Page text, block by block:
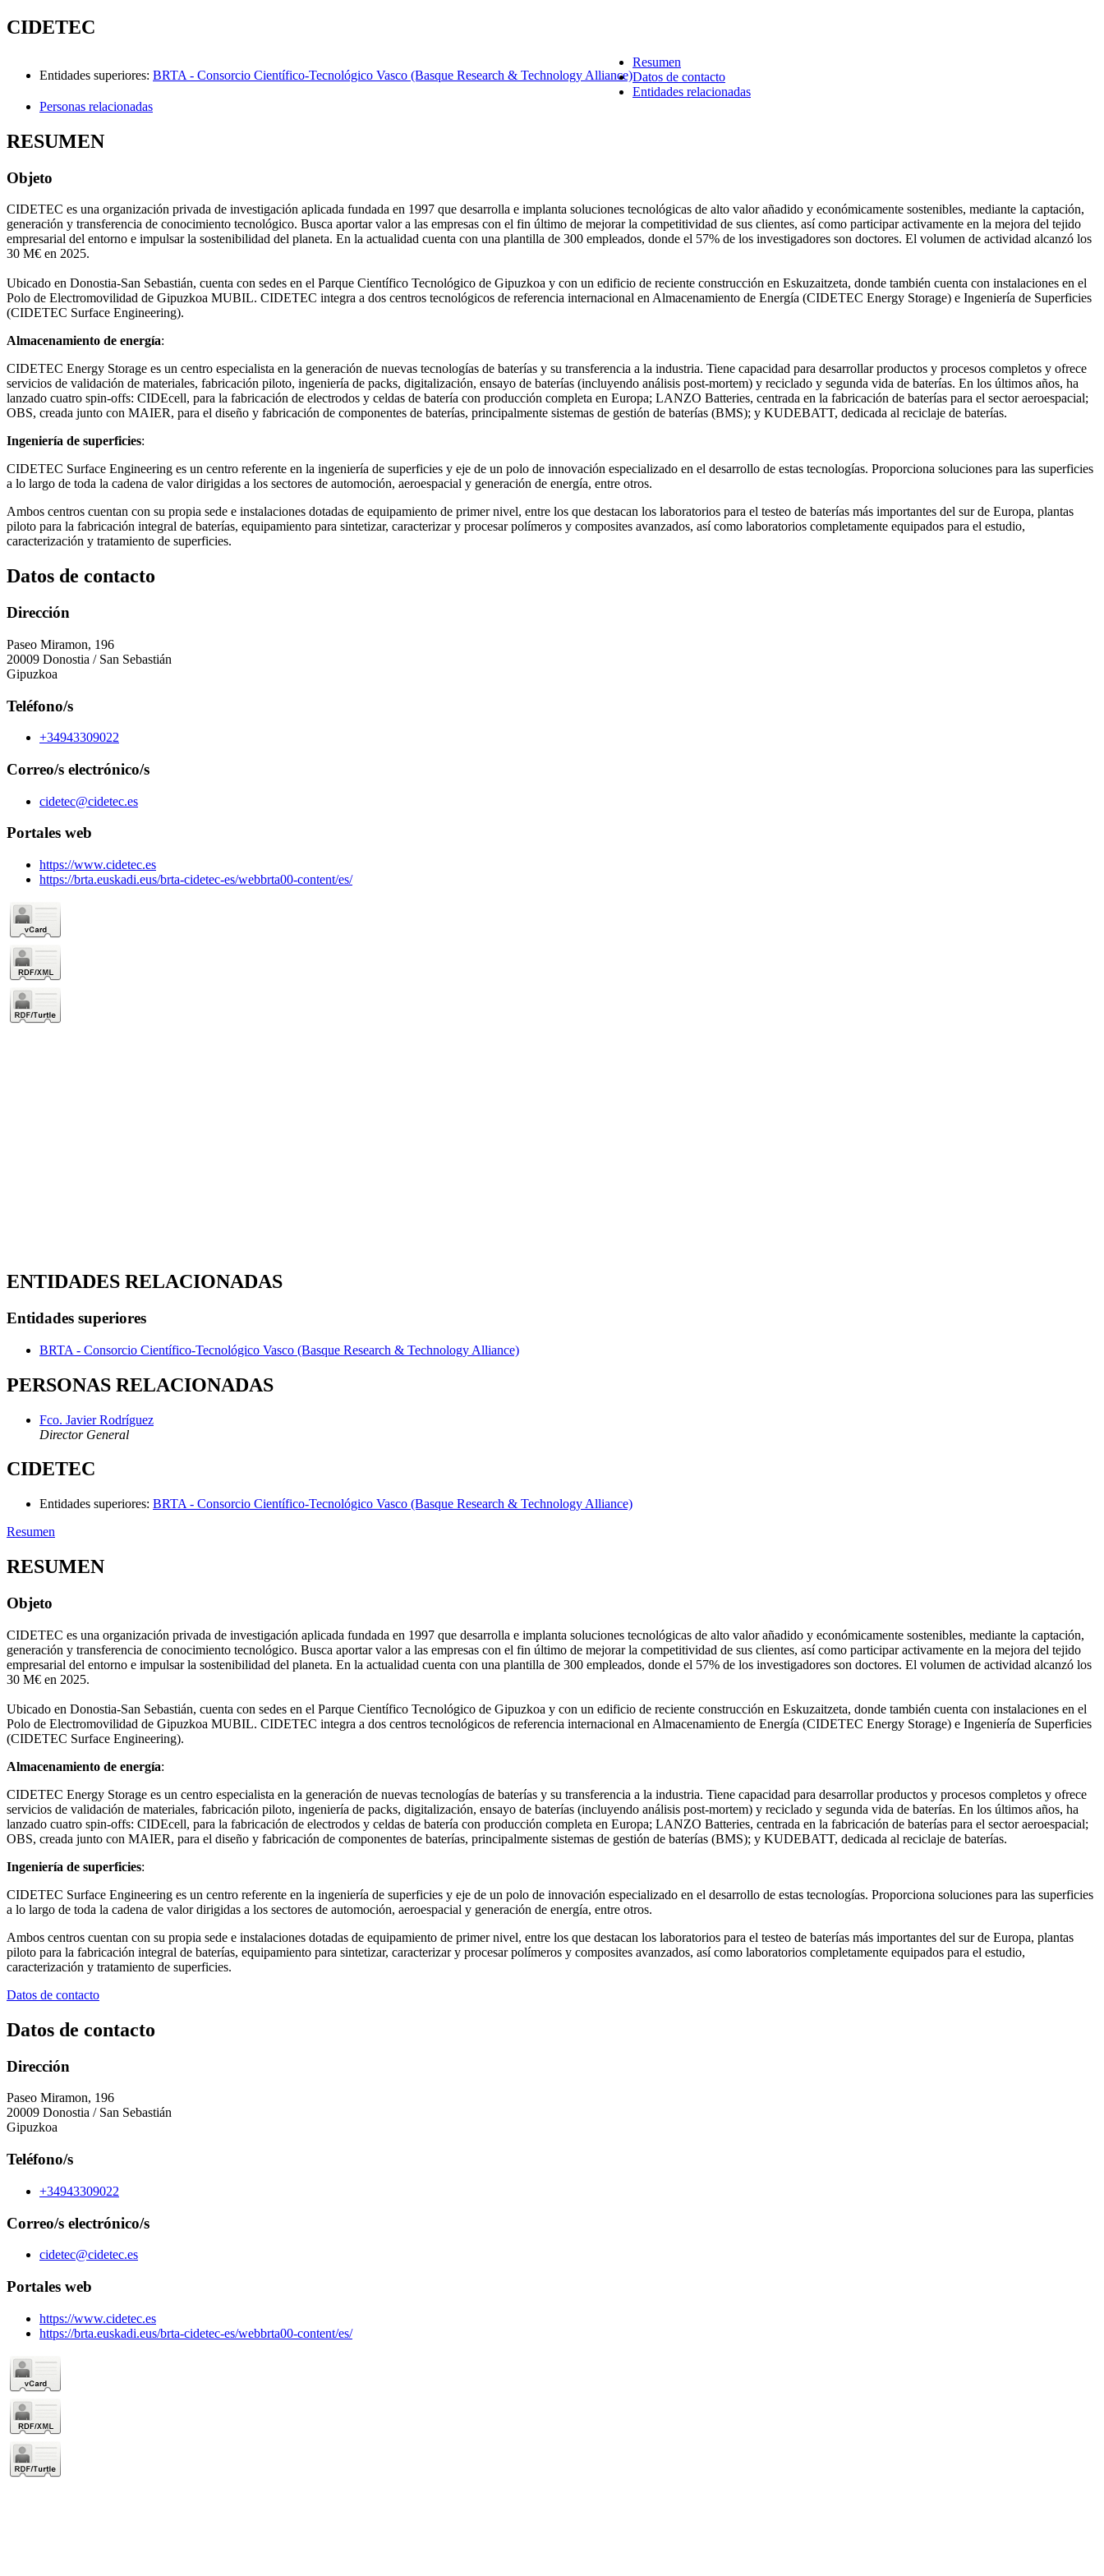
CIDETEC
Entidades superiores: BRTA - Consorcio Científico-Tecnológico Vasco (Basque Research & Technology Alliance)
Resumen
Datos de contacto
Entidades relacionadas
Personas relacionadas
RESUMEN
Objeto
CIDETEC es una organización privada de investigación aplicada fundada en 1997 que desarrolla e implanta soluciones tecnológicas de alto valor añadido y económicamente sostenibles, mediante la captación,
generación y transferencia de conocimiento tecnológico. Busca aportar valor a las empresas con el fin último de mejorar la competitividad de sus clientes, así como participar activamente en la mejora del tejido
empresarial del entorno e impulsar la sostenibilidad del planeta. En la actualidad cuenta con una plantilla de 300 empleados, donde el 57% de los investigadores son doctores. El volumen de actividad alcanzó los
30 M€ en 2025.
Ubicado en Donostia-San Sebastián, cuenta con sedes en el Parque Científico Tecnológico de Gipuzkoa y con un edificio de reciente construcción en Eskuzaitzeta, donde también cuenta con instalaciones en el
Polo de Electromovilidad de Gipuzkoa MUBIL. CIDETEC integra a dos centros tecnológicos de referencia internacional en Almacenamiento de Energía (CIDETEC Energy Storage) e Ingeniería de Superficies
(CIDETEC Surface Engineering).
Almacenamiento de energía:
CIDETEC Energy Storage es un centro especialista en la generación de nuevas tecnologías de baterías y su transferencia a la industria. Tiene capacidad para desarrollar productos y procesos completos y ofrece
servicios de validación de materiales, fabricación piloto, ingeniería de packs, digitalización, ensayo de baterías (incluyendo análisis post-mortem) y reciclado y segunda vida de baterías. En los últimos años, ha
lanzado cuatro spin-offs: CIDEcell, para la fabricación de electrodos y celdas de batería con producción completa en Europa; LANZO Batteries, centrada en la fabricación de baterías para el sector aeroespacial;
OBS, creada junto con MAIER, para el diseño y fabricación de componentes de baterías, principalmente sistemas de gestión de baterías (BMS); y KUDEBATT, dedicada al reciclaje de baterías.
Ingeniería de superficies:
CIDETEC Surface Engineering es un centro referente en la ingeniería de superficies y eje de un polo de innovación especializado en el desarrollo de estas tecnologías. Proporciona soluciones para las superficies
a lo largo de toda la cadena de valor dirigidas a los sectores de automoción, aeroespacial y generación de energía, entre otros.
Ambos centros cuentan con su propia sede e instalaciones dotadas de equipamiento de primer nivel, entre los que destacan los laboratorios para el testeo de baterías más importantes del sur de Europa, plantas
piloto para la fabricación integral de baterías, equipamiento para sintetizar, caracterizar y procesar polímeros y composites avanzados, así como laboratorios completamente equipados para el estudio,
caracterización y tratamiento de superficies.
Datos de contacto
Dirección
Paseo Miramon, 196
20009 Donostia / San Sebastián
Gipuzkoa
Teléfono/s
+34943309022
Correo/s electrónico/s
cidetec@cidetec.es
Portales web
https://www.cidetec.es
https://brta.euskadi.eus/brta-cidetec-es/webbrta00-content/es/
ENTIDADES RELACIONADAS
Entidades superiores
BRTA - Consorcio Científico-Tecnológico Vasco (Basque Research & Technology Alliance)
PERSONAS RELACIONADAS
Fco. Javier Rodríguez
Director General
CIDETEC
Entidades superiores: BRTA - Consorcio Científico-Tecnológico Vasco (Basque Research & Technology Alliance)
Resumen
RESUMEN
Objeto
CIDETEC es una organización privada de investigación aplicada fundada en 1997 que desarrolla e implanta soluciones tecnológicas de alto valor añadido y económicamente sostenibles, mediante la captación,
generación y transferencia de conocimiento tecnológico. Busca aportar valor a las empresas con el fin último de mejorar la competitividad de sus clientes, así como participar activamente en la mejora del tejido
empresarial del entorno e impulsar la sostenibilidad del planeta. En la actualidad cuenta con una plantilla de 300 empleados, donde el 57% de los investigadores son doctores. El volumen de actividad alcanzó los
30 M€ en 2025.
Ubicado en Donostia-San Sebastián, cuenta con sedes en el Parque Científico Tecnológico de Gipuzkoa y con un edificio de reciente construcción en Eskuzaitzeta, donde también cuenta con instalaciones en el
Polo de Electromovilidad de Gipuzkoa MUBIL. CIDETEC integra a dos centros tecnológicos de referencia internacional en Almacenamiento de Energía (CIDETEC Energy Storage) e Ingeniería de Superficies
(CIDETEC Surface Engineering).
Almacenamiento de energía:
CIDETEC Energy Storage es un centro especialista en la generación de nuevas tecnologías de baterías y su transferencia a la industria. Tiene capacidad para desarrollar productos y procesos completos y ofrece
servicios de validación de materiales, fabricación piloto, ingeniería de packs, digitalización, ensayo de baterías (incluyendo análisis post-mortem) y reciclado y segunda vida de baterías. En los últimos años, ha
lanzado cuatro spin-offs: CIDEcell, para la fabricación de electrodos y celdas de batería con producción completa en Europa; LANZO Batteries, centrada en la fabricación de baterías para el sector aeroespacial;
OBS, creada junto con MAIER, para el diseño y fabricación de componentes de baterías, principalmente sistemas de gestión de baterías (BMS); y KUDEBATT, dedicada al reciclaje de baterías.
Ingeniería de superficies:
CIDETEC Surface Engineering es un centro referente en la ingeniería de superficies y eje de un polo de innovación especializado en el desarrollo de estas tecnologías. Proporciona soluciones para las superficies
a lo largo de toda la cadena de valor dirigidas a los sectores de automoción, aeroespacial y generación de energía, entre otros.
Ambos centros cuentan con su propia sede e instalaciones dotadas de equipamiento de primer nivel, entre los que destacan los laboratorios para el testeo de baterías más importantes del sur de Europa, plantas
piloto para la fabricación integral de baterías, equipamiento para sintetizar, caracterizar y procesar polímeros y composites avanzados, así como laboratorios completamente equipados para el estudio,
caracterización y tratamiento de superficies.
Datos de contacto
Datos de contacto
Dirección
Paseo Miramon, 196
20009 Donostia / San Sebastián
Gipuzkoa
Teléfono/s
+34943309022
Correo/s electrónico/s
cidetec@cidetec.es
Portales web
https://www.cidetec.es
https://brta.euskadi.eus/brta-cidetec-es/webbrta00-content/es/